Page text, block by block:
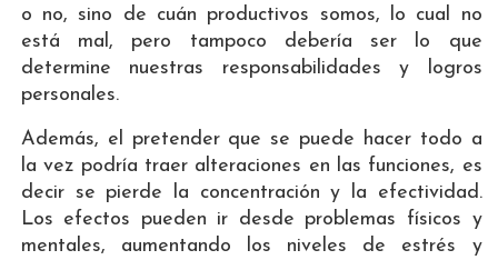
o no, sino de cuán productivos somos, lo cual no
está mal, pero tampoco debería ser lo que
determine nuestras responsabilidades y logros
personales.
Además, el pretender que se puede hacer todo a
la vez podría traer alteraciones en las funciones, es
decir se pierde la concentración y la efectividad.
Los efectos pueden ir desde problemas físicos y
mentales, aumentando los niveles de estrés y